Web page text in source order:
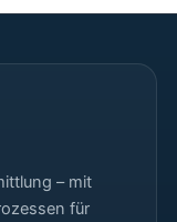
– mit
für